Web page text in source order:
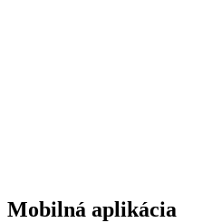
Mobilná aplikácia